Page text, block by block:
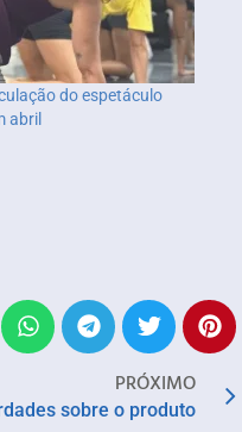
do espetáculo
abril
PRÓXIMO
sobre o produto